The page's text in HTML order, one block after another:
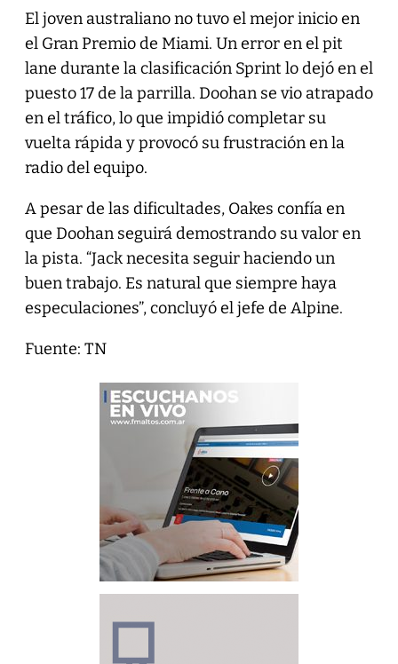
El joven australiano no tuvo el mejor inicio en
el Gran Premio de Miami. Un error en el pit
lane durante la clasificación Sprint lo dejó en el
puesto 17 de la parrilla. Doohan se vio atrapado
en el tráfico, lo que impidió completar su
vuelta rápida y provocó su frustración en la
radio del equipo.
A pesar de las dificultades, Oakes confía en
que Doohan seguirá demostrando su valor en
la pista. “Jack necesita seguir haciendo un
buen trabajo. Es natural que siempre haya
especulaciones”, concluyó el jefe de Alpine.
Fuente: TN